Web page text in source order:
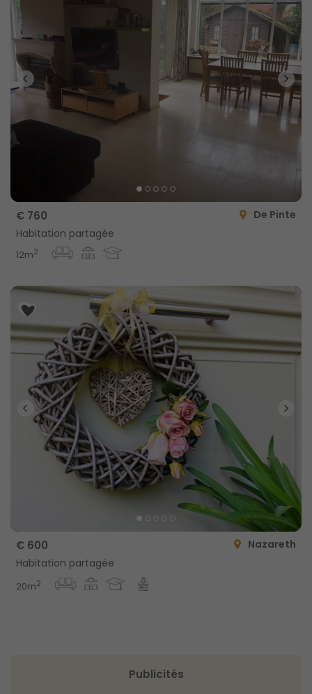
€ 760
De Pinte
Habitation partagée
12m2
€ 600
Nazareth
Habitation partagée
20m2
Publicités